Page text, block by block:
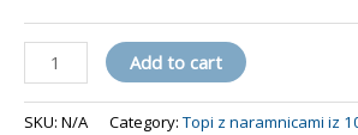
Top
"Turkiz"
quantity
Add to cart
SKU: N/A Category: Topi z naramnicami iz